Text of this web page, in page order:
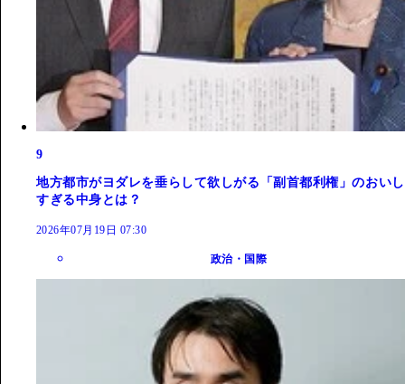
9
地方都市がヨダレを垂らして欲しがる「副首都利権」のおいし
すぎる中身とは？
2026年07月19日 07:30
政治・国際